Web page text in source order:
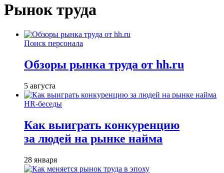
Рынок труда
Поиск персонала
Обзоры рынка труда от hh.ru
5 августа
HR-беседы
Как выиграть конкуренцию
за людей на рынке найма
28 января